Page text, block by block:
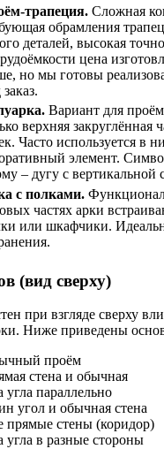
трапеция. Сложная
обрамления
деталей, высокая
цена
но мы готовы
Вариант для
верхняя закруглённая
Часто используется в
элемент.
– дугу с вертикальной
с полками.
частях арки
или шкафчики.
(вид сверху)
при взгляде сверху
Ниже приведены
проём
стена и обычная
угла параллельно
угол и обычная стена
прямые стены (коридор)
угла в разные стороны